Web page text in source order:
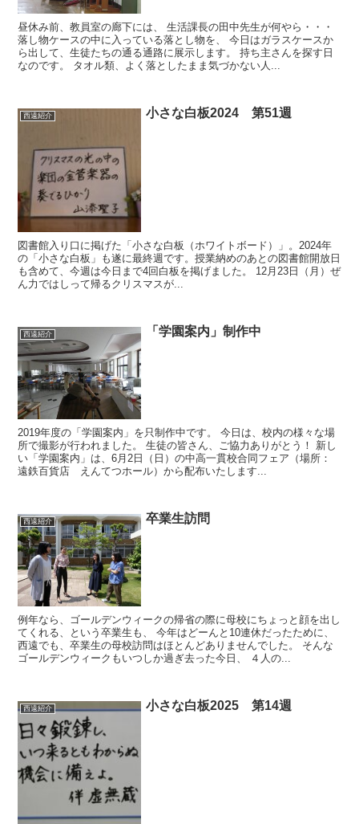
昼休み前、教員室の廊下には、 生活課長の田中先生が何やら・・・
落し物ケースの中に入っている落とし物を、 今日はガラスケースか
ら出して、生徒たちの通る通路に展示します。 持ち主さんを探す日
なのです。 タオル類、よく落としたまま気づかない人...
西遠紹介 小さな白板2024 第51週
図書館入り口に掲げた「小さな白板（ホワイトボード）」。2024年
の「小さな白板」も遂に最終週です。授業納めのあとの図書館開放日
も含めて、今週は今日まで4回白板を掲げました。 12月23日（月）ぜ
ん力ではしって帰るクリスマスが...
西遠紹介 「学園案内」制作中
2019年度の「学園案内」を只制作中です。 今日は、校内の様々な場
所で撮影が行われました。 生徒の皆さん、ご協力ありがとう！ 新し
い「学園案内」は、6月2日（日）の中高一貫校合同フェア（場所：
遠鉄百貨店 えんてつホール）から配布いたします...
西遠紹介 卒業生訪問
例年なら、ゴールデンウィークの帰省の際に母校にちょっと顔を出し
てくれる、という卒業生も、 今年はどーんと10連休だったために、
西遠でも、卒業生の母校訪問はほとんどありませんでした。 そんな
ゴールデンウィークもいつしか過ぎ去った今日、 ４人の...
西遠紹介 小さな白板2025 第14週